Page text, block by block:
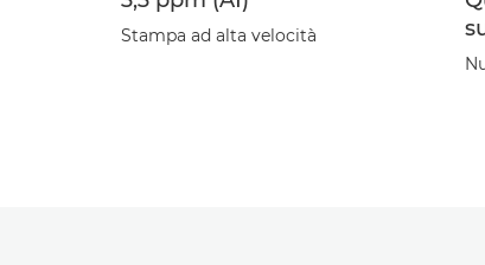
Stampa ad alta velocità